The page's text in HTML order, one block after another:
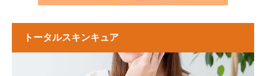
トータルスキンキュア